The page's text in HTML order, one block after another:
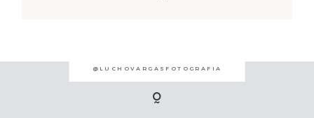
@LUCHOVARGASFOTOGRAFIA